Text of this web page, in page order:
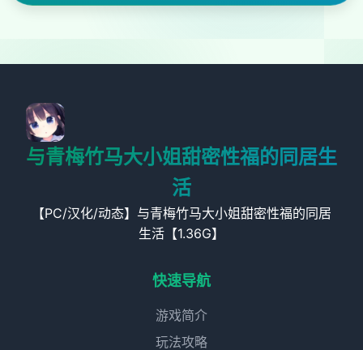
与青梅竹马大小姐甜密性福的同居生
活
【PC/汉化/动态】与青梅竹马大小姐甜密性福的同居
生活【1.36G】
快速导航
游戏简介
玩法攻略